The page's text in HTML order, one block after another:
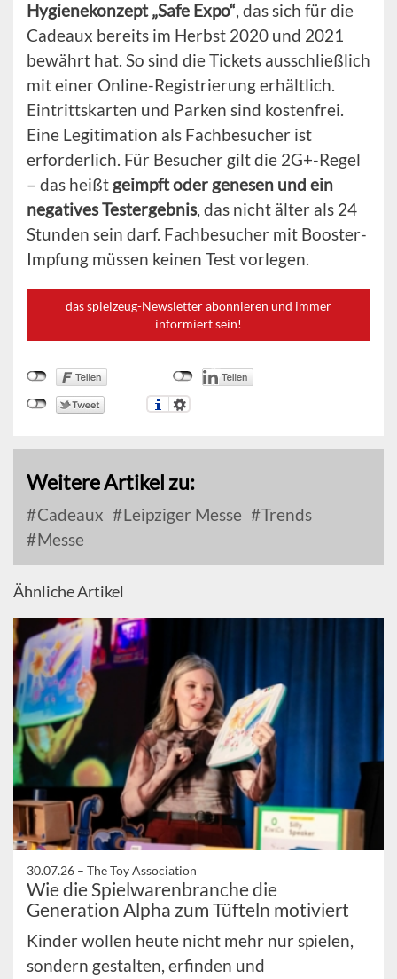
Hygienekonzept „Safe Expo“, das sich für die
Cadeaux bereits im Herbst 2020 und 2021
bewährt hat. So sind die Tickets ausschließlich
mit einer Online-Registrierung erhältlich.
Eintrittskarten und Parken sind kostenfrei.
Eine Legitimation als Fachbesucher ist
erforderlich. Für Besucher gilt die 2G+-Regel
– das heißtgeimpft oder genesen und ein
negatives Testergebnis, das nicht älter als 24
Stunden sein darf. Fachbesucher mit Booster-
Impfung müssen keinen Test vorlegen.
das spielzeug-Newsletter abonnieren und immer
informiert sein!
Weitere Artikel zu:
Cadeaux Leipziger Messe
Trends
Messe
Ähnliche Artikel
30.07.26 – The Toy Association
Wie die Spielwarenbranche die
Generation Alpha zum Tüfteln motiviert
Kinder wollen heute nicht mehr nur spielen,
sondern gestalten, erfinden und